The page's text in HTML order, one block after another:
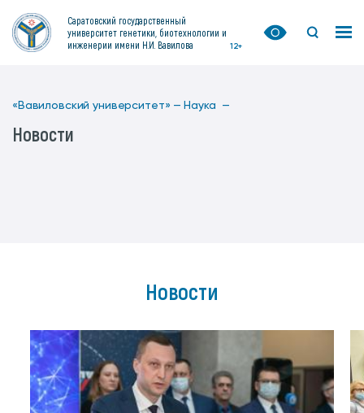
Саратовский государственный
университет генетики, биотехнологии и
инженерии имени Н.И. Вавилова
12+
«Вавиловский университет» — Наука —
Новости
Новости